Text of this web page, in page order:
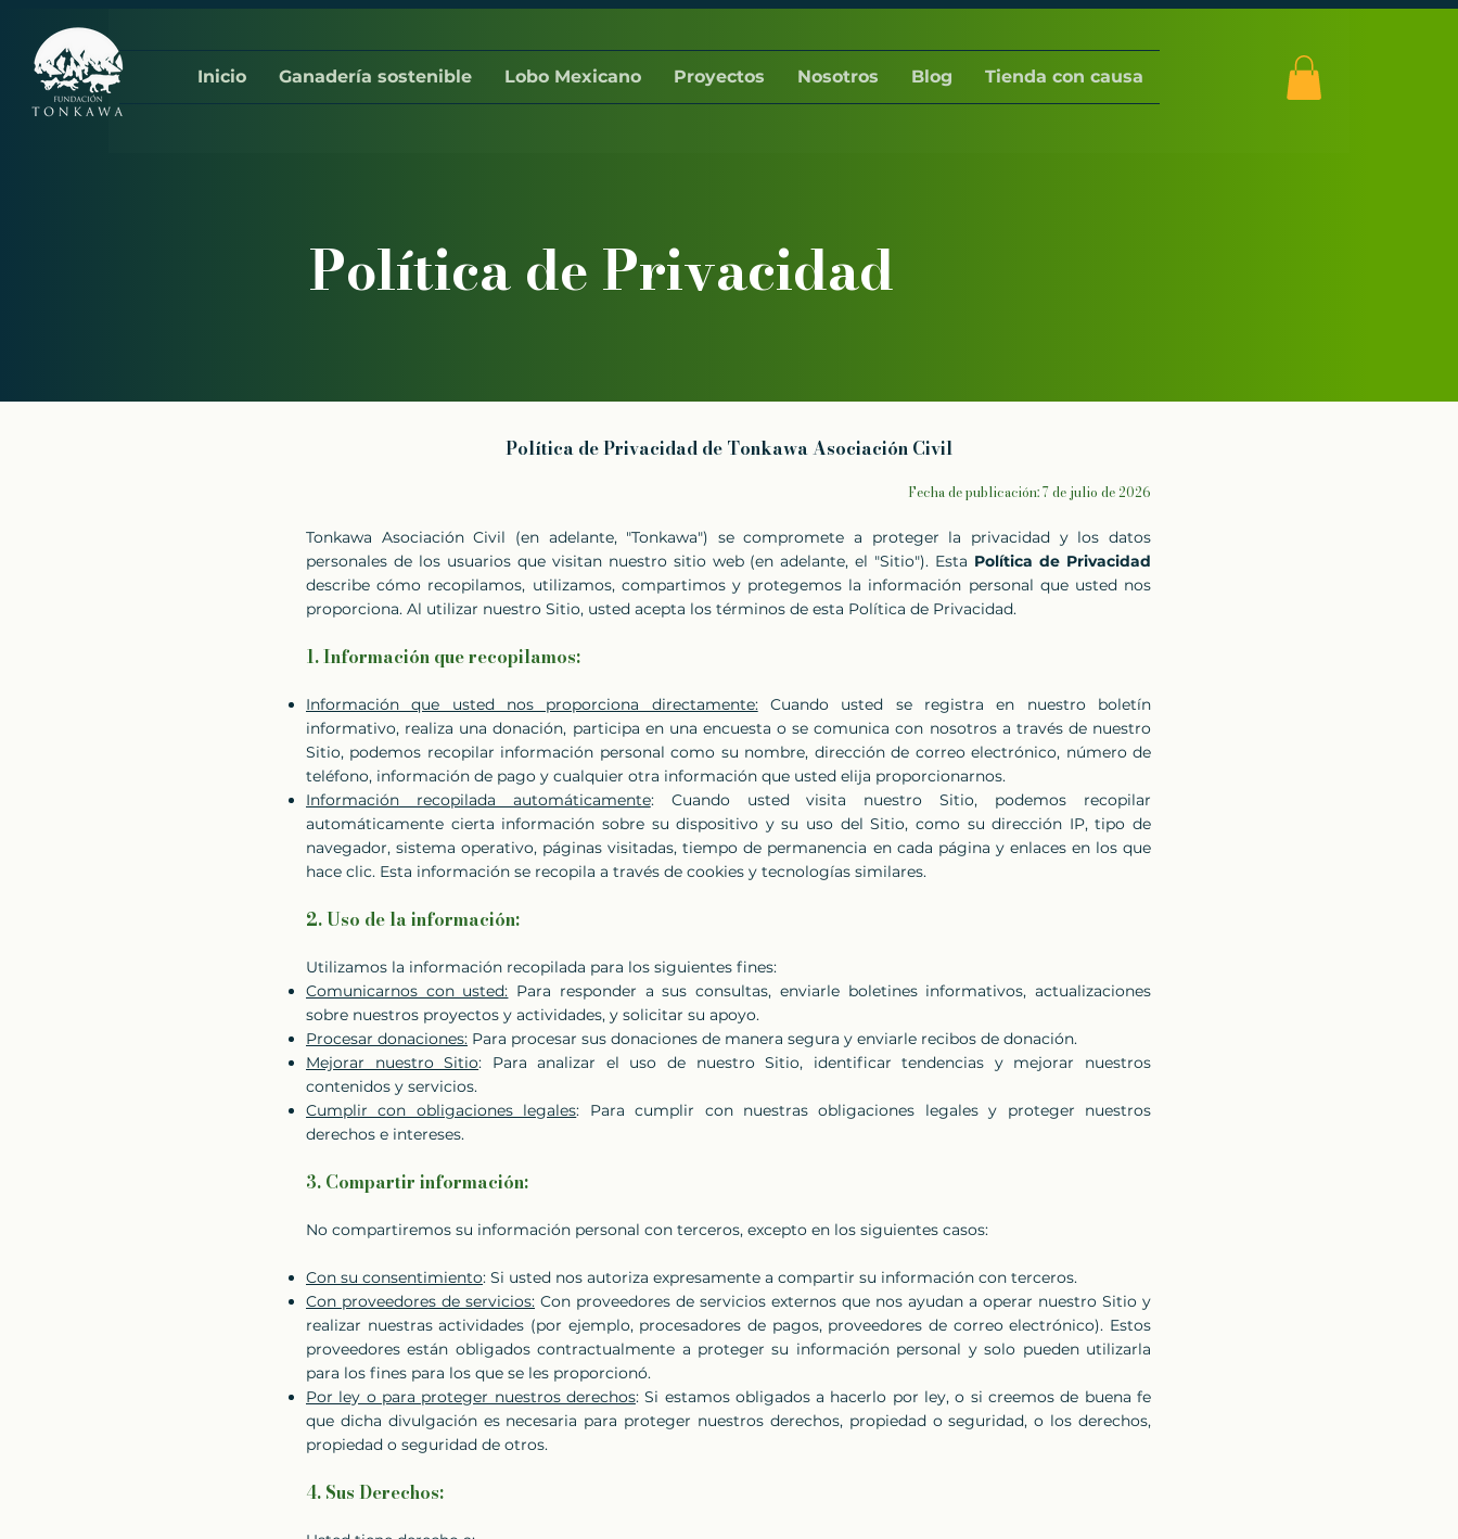
Inicio Ganadería sostenible Lobo Mexicano Proyectos Nosotros Blog Tienda con causa
Política de Privacidad
Política de Privacidad de Tonkawa Asociación Civil
Fecha de publicación: 7 de julio de 2026
Tonkawa Asociación Civil (en adelante, "Tonkawa") se compromete a proteger la privacidad y los datos
personales de los usuarios que visitan nuestro sitio web (en adelante, el "Sitio"). Esta Política de Privacidad
describe cómo recopilamos, utilizamos, compartimos y protegemos la información personal que usted nos
proporciona. Al utilizar nuestro Sitio, usted acepta los términos de esta Política de Privacidad.
1. Información que recopilamos:
Información que usted nos proporciona directamente:Cuando usted se registra en nuestro boletín
informativo, realiza una donación, participa en una encuesta o se comunica con nosotros a través de nuestro
Sitio, podemos recopilar información personal como su nombre, dirección de correo electrónico, número de
teléfono, información de pago y cualquier otra información que usted elija proporcionarnos.
Información recopilada automáticamente: Cuando usted visita nuestro Sitio, podemos recopilar
automáticamente cierta información sobre su dispositivo y su uso del Sitio, como su dirección IP, tipo de
navegador, sistema operativo, páginas visitadas, tiempo de permanencia en cada página y enlaces en los que
hace clic. Esta información se recopila a través de cookies y tecnologías similares.
2. Uso de la información:
Utilizamos la información recopilada para los siguientes fines:
Comunicarnos con usted: Para responder a sus consultas, enviarle boletines informativos, actualizaciones
sobre nuestros proyectos y actividades, y solicitar su apoyo.
Procesar donaciones: Para procesar sus donaciones de manera segura y enviarle recibos de donación.
Mejorar nuestro Sitio: Para analizar el uso de nuestro Sitio, identificar tendencias y mejorar nuestros
contenidos y servicios.
Cumplir con obligaciones legales: Para cumplir con nuestras obligaciones legales y proteger nuestros
derechos e intereses.
3. Compartir información:
No compartiremos su información personal con terceros, excepto en los siguientes casos:
Con su consentimiento: Si usted nos autoriza expresamente a compartir su información con terceros.
Con proveedores de servicios: Con proveedores de servicios externos que nos ayudan a operar nuestro Sitio y
realizar nuestras actividades (por ejemplo, procesadores de pagos, proveedores de correo electrónico). Estos
proveedores están obligados contractualmente a proteger su información personal y solo pueden utilizarla
para los fines para los que se les proporcionó.
Por ley o para proteger nuestros derechos: Si estamos obligados a hacerlo por ley, o si creemos de buena fe
que dicha divulgación es necesaria para proteger nuestros derechos, propiedad o seguridad, o los derechos,
propiedad o seguridad de otros.
4. Sus Derechos: